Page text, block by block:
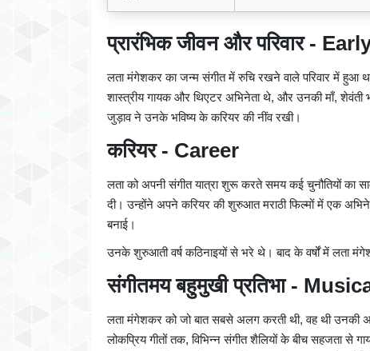
प्रारंभिक जीवन और परिवार -
लता मंगेशकर का जन्म संगीत में रुचि रखने वाले परिवार में हुआ
शास्त्रीय गायक और थिएटर अभिनेता थे, और उनकी माँ, शेवंती
जुड़ाव ने उनके भविष्य के करियर की नींव रखी।
करियर - Career
लता को अपनी संगीत यात्रा शुरू करते समय कई चुनौतियों का
दी। उन्होंने अपने करियर की शुरुआत मराठी फिल्मों में एक
बनाई।
उनके शुरुआती वर्ष कठिनाइयों से भरे थे। बाद के वर्षों में लता
संगीतमय बहुमुखी प्रतिभा -
लता मंगेशकर को जो बात सबसे अलग करती थी, वह थी उनकी
लोकप्रिय गीतों तक, विभिन्न संगीत शैलियों के बीच सहजता से